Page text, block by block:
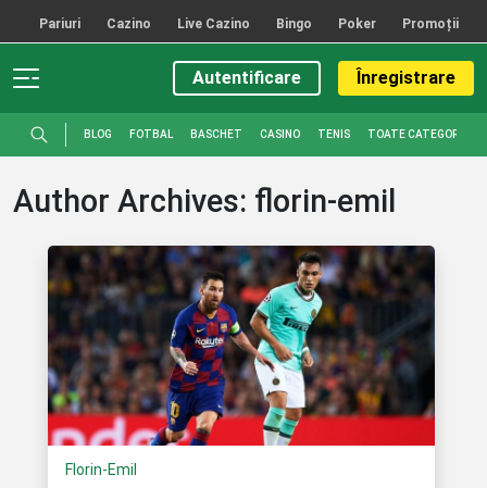
Pariuri Cazino Live Cazino Bingo Poker Promoții
Autentificare Înregistrare
BLOG FOTBAL BASCHET CASINO TENIS TOATE CATEGORIILE
Author Archives: florin-emil
Florin-Emil